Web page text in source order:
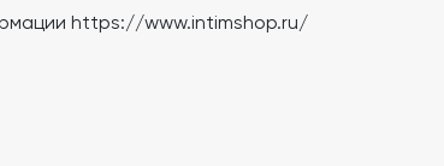
https://www.intimshop.ru/